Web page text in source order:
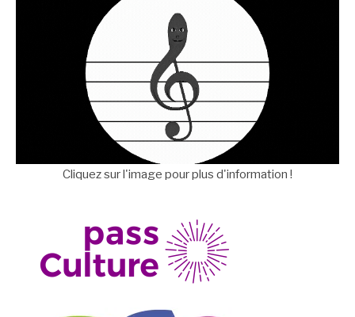
Cliquez sur l'image pour plus d'information !